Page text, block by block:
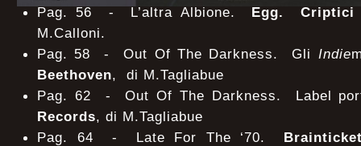
Pag. 56 - L’altra Albione. Egg. Criptici
M.Calloni.
Pag. 58 - Out Of The Darkness. Gli Indie
Beethoven, di M.Tagliabue
Pag. 62 - Out Of The Darkness. Label
Records, di M.Tagliabue
Pag. 64 - Late For The ‘70.